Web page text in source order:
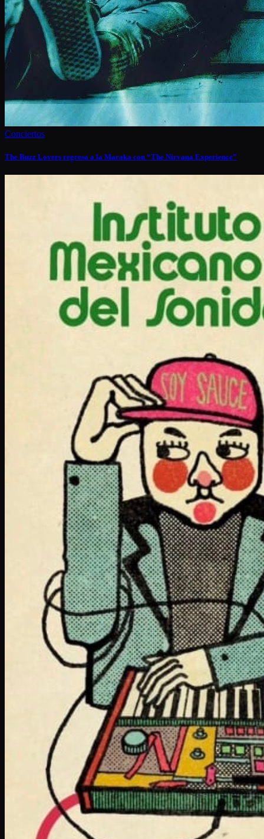
Conciertos
The Buzz Lovers regresa a la Maraka con “The Nirvana Experience”